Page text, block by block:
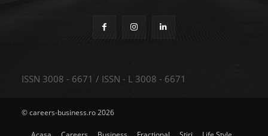
ISSN 3008 - 6671 / ISSN - L 3008 - 6671
© careers-business.ro 2026